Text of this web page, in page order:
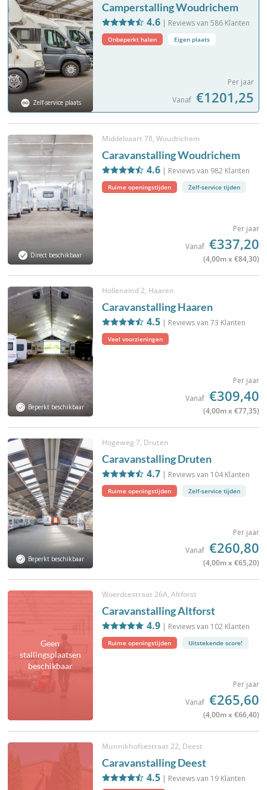
Zelf-service plaats
Camperstalling Woudrichem
4.6| Reviews van 586Klanten
Onbeperkt halen Eigen plaats
Per jaar
Vanaf €1201,25
Direct beschikbaar
Middelvaart 78, Woudrichem
Caravanstalling Woudrichem
4.6| Reviews van 982Klanten
Ruime openingstijden Zelf-service tijden
Per jaar
Vanaf €337,20
(4,00m x €84,30)
Beperkt beschikbaar
Holleneind 2, Haaren
Caravanstalling Haaren
4.5| Reviews van 73 Klanten
Veel voorzieningen
Per jaar
Vanaf €309,40
(4,00m x €77,35)
Beperkt beschikbaar
Hogeweg 7, Druten
Caravanstalling Druten
4.7| Reviews van 104Klanten
Ruime openingstijden Zelf-service tijden
Per jaar
Vanaf €260,80
(4,00m x €65,20)
Geen
stallingsplaatsen
beschikbaar
Woerdsestraat 26A, Altforst
Caravanstalling Altforst
4.9| Reviews van 102Klanten
Ruime openingstijden Uitstekende score!
Per jaar
Vanaf €265,60
(4,00m x €66,40)
Munnikhofsestraat 22, Deest
Caravanstalling Deest
4.5| Reviews van 19Klanten